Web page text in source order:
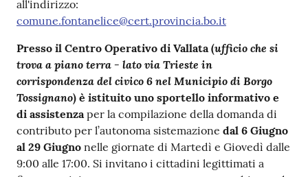
all'indirizzo:
comune.fontanelice@cert.provincia.bo.it
Presso il Centro Operativo di Vallata (ufficio che si
trova a piano terra - lato via Trieste in
corrispondenza del civico 6 nel Municipio di Borgo
Tossignano) è istituito uno sportello informativo e
di assistenza per la compilazione della domanda di
contributo per l’autonoma sistemazione dal 6 Giugno
al 29 Giugno nelle giornate di Martedì e Giovedì dalle
9:00 alle 17:00. Si invitano i cittadini legittimati a